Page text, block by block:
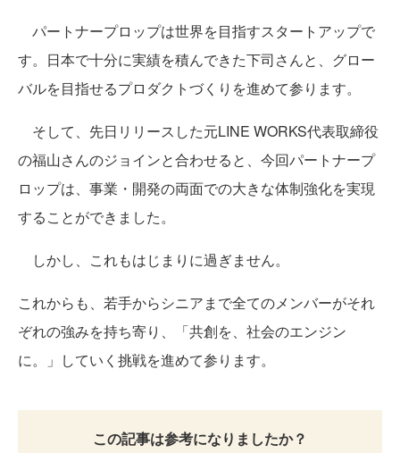
パートナープロップは世界を目指すスタートアップで
す。日本で十分に実績を積んできた下司さんと、グロー
バルを目指せるプロダクトづくりを進めて参ります。
そして、先日リリースした元LINE WORKS代表取締役
の福山さんのジョインと合わせると、今回パートナープ
ロップは、事業・開発の両面での大きな体制強化を実現
することができました。
しかし、これもはじまりに過ぎません。
これからも、若手からシニアまで全てのメンバーがそれ
ぞれの強みを持ち寄り、「共創を、社会のエンジン
に。」していく挑戦を進めて参ります。
この記事は参考になりましたか？